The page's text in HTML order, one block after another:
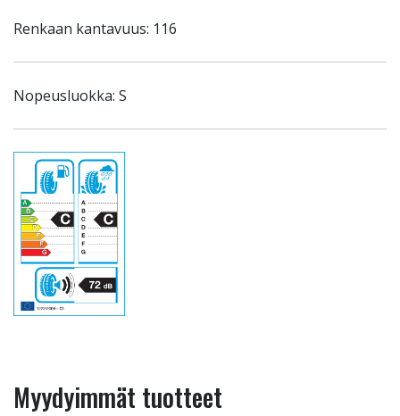
Renkaan kantavuus: 116
Nopeusluokka: S
Myydyimmät tuotteet